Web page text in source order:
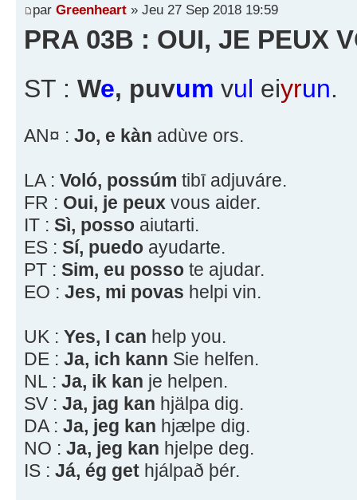
par Greenheart » Jeu 27 Sep 2018 19:59
PRA 03B : OUI, JE PEUX
ST : We, puvum vul eiyrun.
AN¤ : Jo, e kàn adùve ors.
LA : Voló, possúm tibī adjuváre.
FR : Oui, je peux vous aider.
IT : Sì, posso aiutarti.
ES : Sí, puedo ayudarte.
PT : Sim, eu posso te ajudar.
EO : Jes, mi povas helpi vin.
UK : Yes, I can help you.
DE : Ja, ich kann Sie helfen.
NL : Ja, ik kan je helpen.
SV : Ja, jag kan hjälpa dig.
DA : Ja, jeg kan hjælpe dig.
NO : Ja, jeg kan hjelpe deg.
IS : Já, ég get hjálpað þér.